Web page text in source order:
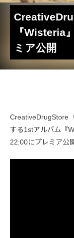
『Wisteria
ミア公開
CreativeDrugStore
する1stアルバム『
22:00にプレミア公